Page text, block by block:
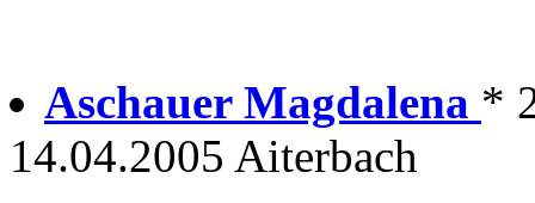
Aschauer Magdalena *
14.04.2005 Aiterbach